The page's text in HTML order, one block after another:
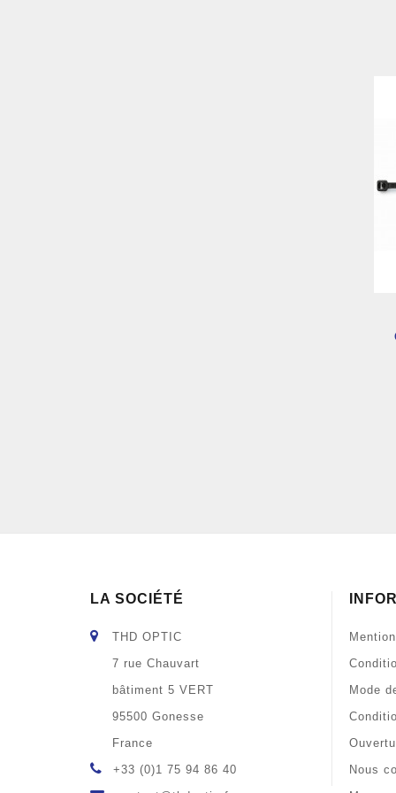
LA SOCIÉTÉ
THD OPTIC
7 rue Chauvart
bâtiment 5 VERT
95500 Gonesse
France
+33 (0)1 75 94 86 40
Mode
Nous